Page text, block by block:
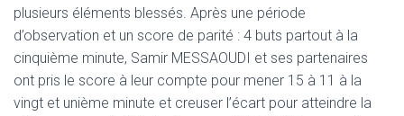
plusieurs éléments blessés. Après une période
d’observation et un score de parité : 4 buts partout à la
cinquième minute, Samir MESSAOUDI et ses partenaires
ont pris le score à leur compte pour mener 15 à 11 à la
vingt et unième minute et creuser l’écart pour atteindre la